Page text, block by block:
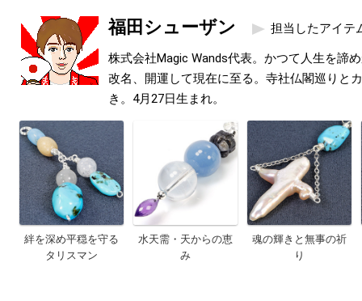
福田シューザン 担当したアイテ
株式会社Magic Wands代表。かつて人生を諦
改名、開運して現在に至る。寺社仏閣巡りと
き。4月27日生まれ。
絆を深め平穏を守る
タリスマン
水天需・天からの恵
み
魂の輝きと無事の祈
り